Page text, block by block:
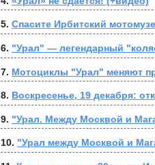
5. Спасите Ирбитский
6. "Урал" — легендарный
7. Мотоциклы "Урал" меняют
8. Воскресенье, 19 декабря:
9. "Урал. Между Москвой и
10.